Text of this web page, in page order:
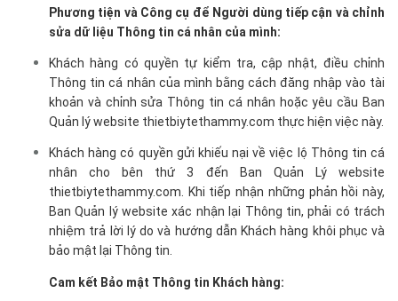
Phương tiện và Công cụ để Người dùng tiếp cận và chỉnh
sửa dữ liệu Thông tin cá nhân của mình:
Khách hàng có quyền tự kiểm tra, cập nhật, điều chỉnh
Thông tin cá nhân của mình bằng cách đăng nhập vào tài
khoản và chỉnh sửa Thông tin cá nhân hoặc yêu cầu Ban
Quản lý website thietbiytethammy.com thực hiện việc này.
Khách hàng có quyền gửi khiếu nại về việc lộ Thông tin cá
nhân cho bên thứ 3 đến Ban Quản Lý website
thietbiytethammy.com. Khi tiếp nhận những phản hồi này,
Ban Quản lý website xác nhận lại Thông tin, phải có trách
nhiệm trả lời lý do và hướng dẫn Khách hàng khôi phục và
bảo mật lại Thông tin.
Cam kết Bảo mật Thông tin Khách hàng: